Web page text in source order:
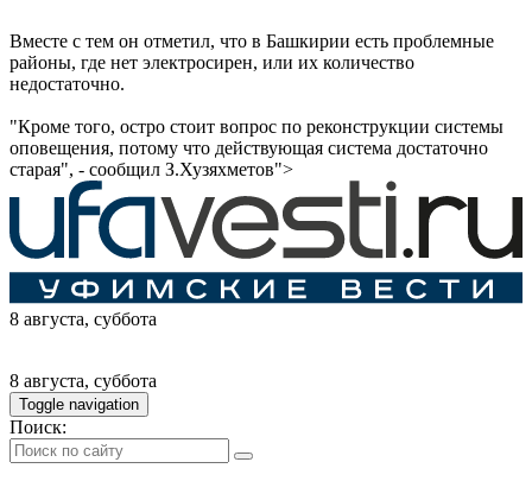
Вместе с тем он отметил, что в Башкирии есть проблемные
районы, где нет электросирен, или их количество
недостаточно.
"Кроме того, остро стоит вопрос по реконструкции системы
оповещения, потому что действующая система достаточно
старая", - сообщил З.Хузяхметов">
8 августа, суббота
8 августа, суббота
Toggle navigation
Поиск: